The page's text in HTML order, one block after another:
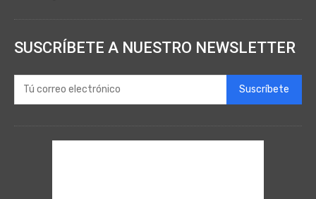
SUSCRÍBETE A NUESTRO NEWSLETTER
Suscríbete